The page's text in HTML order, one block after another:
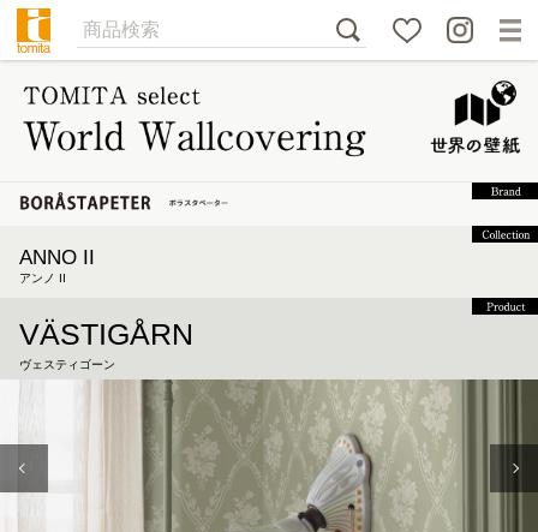
ANNO II
アンノ II
VÄSTIGÅRN
ヴェスティゴーン